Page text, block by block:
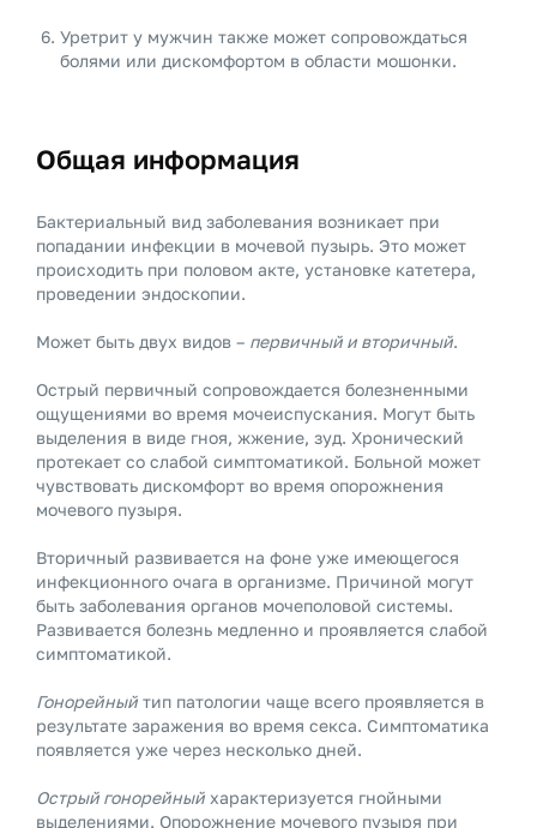
Уретрит у мужчин также может сопровождаться
болями или дискомфортом в области мошонки.
Общая информация
Бактериальный вид заболевания возникает при
попадании инфекции в мочевой пузырь. Это может
происходить при половом акте, установке катетера,
проведении эндоскопии.
Может быть двух видов – первичный и вторичный.
Острый первичный сопровождается болезненными
ощущениями во время мочеиспускания. Могут быть
выделения в виде гноя, жжение, зуд. Хронический
протекает со слабой симптоматикой. Больной может
чувствовать дискомфорт во время опорожнения
мочевого пузыря.
Вторичный развивается на фоне уже имеющегося
инфекционного очага в организме. Причиной могут
быть заболевания органов мочеполовой системы.
Развивается болезнь медленно и проявляется слабой
симптоматикой.
Гонорейный тип патологии чаще всего проявляется в
результате заражения во время секса. Симптоматика
появляется уже через несколько дней.
Острый гонорейный характеризуется гнойными
выделениями. Опорожнение мочевого пузыря при